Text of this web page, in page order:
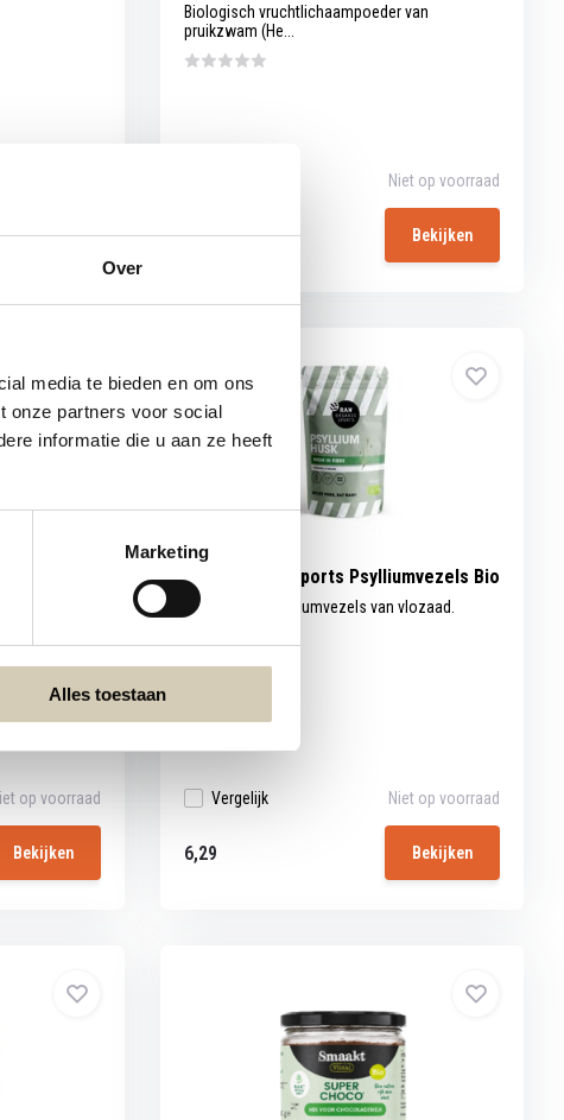
Over
media te bieden en om ons
onze partners voor social
informatie die u aan ze heeft
Marketing
Alles toestaan
Bekijken
Biologisch vruchtlichaampoeder van
pruikzwam (He...
Niet op voorraad
9,49 Bekijken
Bio
op voorraad
Bekijken
Raw Organic Sports Psylliumvezels Bio
Biologische psylliumvezels van vlozaad.
Vergelijk Niet op voorraad
6,29 Bekijken